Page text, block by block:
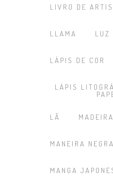
LIVRO DE
LLAMA LUZ
LÁPIS DE COR
LÁPIS
LÃ MADEIRA
MANEIRA NEGRA
MANGA